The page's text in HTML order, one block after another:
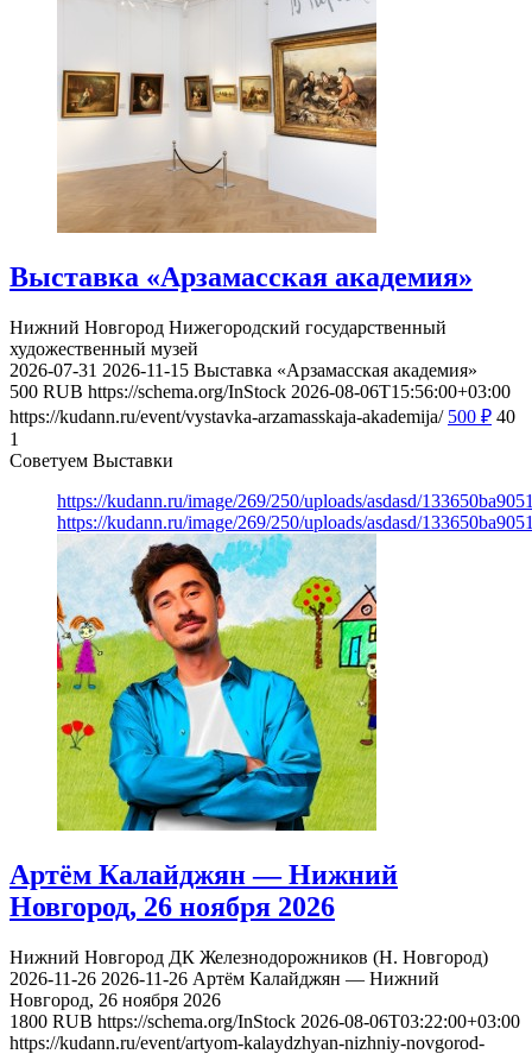
Выставка «Арзамасская академия»
Нижний Новгород Нижегородский государственный
художественный музей
2026-07-31 2026-11-15 Выставка «Арзамасская академия»
500 RUB https://schema.org/InStock 2026-08-06T15:56:00+03:00
https://kudann.ru/event/vystavka-arzamasskaja-akademija/ 500 ₽ 40
1
Советуем Выставки
https://kudann.ru/image/269/250/uploads/asdasd/
https://kudann.ru/image/269/250/uploads/asdasd/
Артём Калайджян — Нижний
Новгород, 26 ноября 2026
Нижний Новгород ДК Железнодорожников (Н. Новгород)
2026-11-26 2026-11-26 Артём Калайджян — Нижний
Новгород, 26 ноября 2026
1800 RUB https://schema.org/InStock 2026-08-06T03:22:00+03:00
https://kudann.ru/event/artyom-kalaydzhyan-nizhniy-novgorod-